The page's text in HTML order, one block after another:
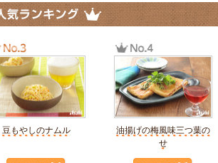
豆もやしのナムル
油揚げの梅風味三つ葉の
せ